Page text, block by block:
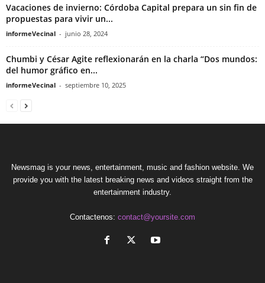
Vacaciones de invierno: Córdoba Capital prepara un sin fin de
propuestas para vivir un...
informeVecinal - junio 28, 2024
Chumbi y César Agite reflexionarán en la charla “Dos mundos:
del humor gráfico en...
informeVecinal - septiembre 10, 2025
Newsmag is your news, entertainment, music and fashion website. We
provide you with the latest breaking news and videos straight from the
entertainment industry.
Contactenos: contact@yoursite.com